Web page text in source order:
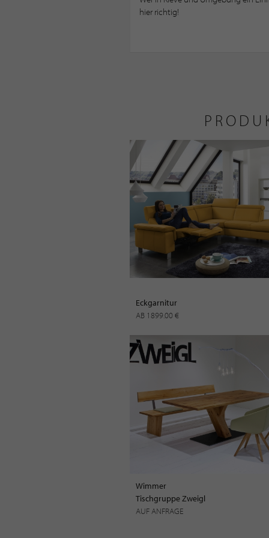
hier richtig!
Eckgarnitur
AB 1899.00 €
Wimmer
Tischgruppe Zweigl
AUF ANFRAGE